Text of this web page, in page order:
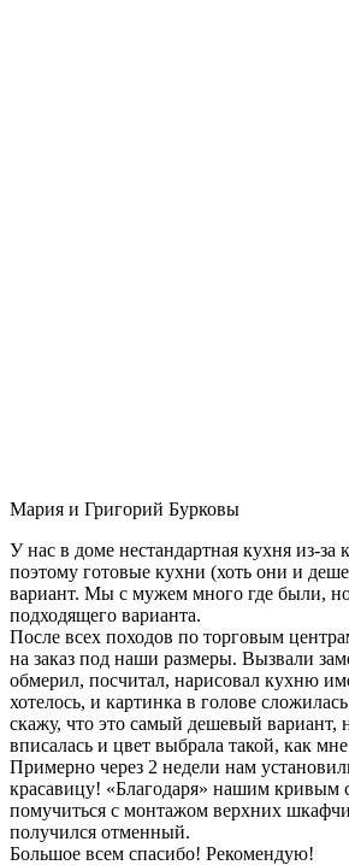
Мария и Григорий Бурковы
У нас в доме нестандартная кухня из-за
поэтому готовые кухни (хоть они и
вариант. Мы с мужем много где были,
подходящего варианта.
После всех походов по торговым
на заказ под наши размеры. Вызвали
обмерил, посчитал, нарисовал кухню
хотелось, и картинка в голове
скажу, что это самый дешевый вариант,
вписалась и цвет выбрала такой, как
Примерно через 2 недели нам
красавицу! «Благодаря» нашим кривым
помучиться с монтажом верхних
получился отменный.
Большое всем спасибо! Рекомендую!